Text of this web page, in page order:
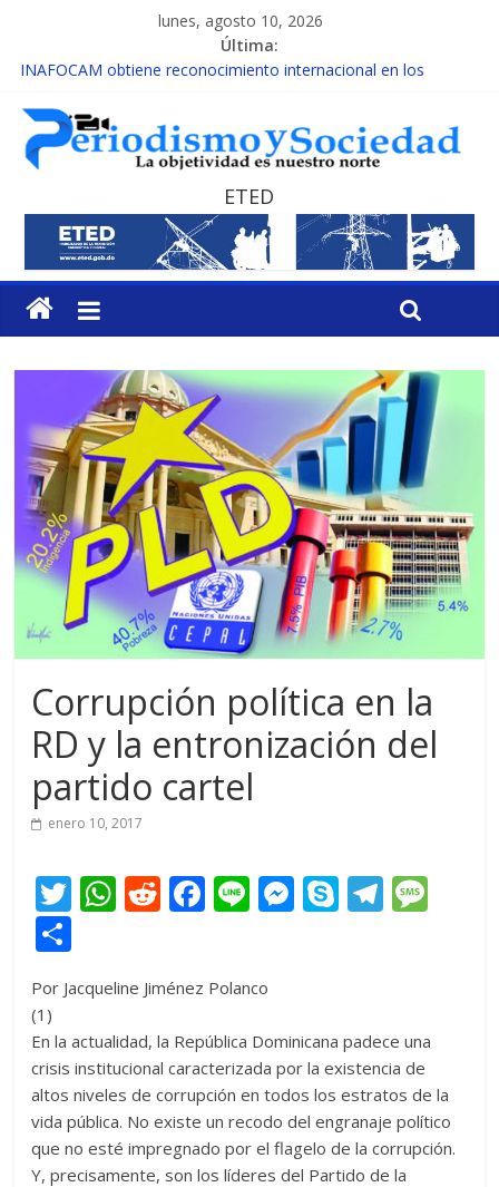
lunes, agosto 10, 2026
Última:
INAFOCAM obtiene reconocimiento internacional en los
15 de febrero de cada año es Día Nacional de la lucha contra el
cáncer infantil
EL ENFOQUE UNILATERAL DE LA COALICIÓN
MESCyT y Universidad Albizu apoyarán rehabilitación de
reclusos
MESCyT presenta calendario de Consulta Nacional por la
Educación
ETED
Corrupción política en la
RD y la entronización del
partido cartel
enero 10, 2017
T
er
W
s
A
p
p
R
di
t
F
b
o
o
k
Li M
n
g
er
S
e
T
a
m
g
m
p
ar
ti
r
Por Jacqueline Jiménez Polanco
(1)
En la actualidad, la República Dominicana padece una
crisis institucional caracterizada por la existencia de
altos niveles de corrupción en todos los estratos de la
vida pública. No existe un recodo del engranaje político
que no esté impregnado por el flagelo de la corrupción.
Y, precisamente, son los líderes del Partido de la